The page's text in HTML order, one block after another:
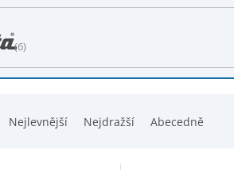
Nejlevnější Nejdražší Abecedně
6